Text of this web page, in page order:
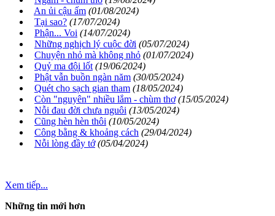
An ủi cậu ấm (01/08/2024)
Tại sao? (17/07/2024)
Phận... Voi (14/07/2024)
Những nghịch lý cuộc đời (05/07/2024)
Chuyện nhỏ mà không nhỏ (01/07/2024)
Quỷ ma đội lốt (19/06/2024)
Phật vẫn buồn ngàn năm (30/05/2024)
Quét cho sạch gian tham (18/05/2024)
Còn "nguyên" nhiều lắm - chùm thơ (15/05/2024)
Nỗi đau đời chưa nguôi (13/05/2024)
Cũng hèn hèn thôi (10/05/2024)
Công bằng & khoảng cách (29/04/2024)
Nỗi lòng đầy tớ (05/04/2024)
Xem tiếp...
Những tin mới hơn